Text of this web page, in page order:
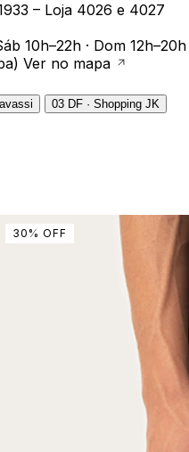
– Loja 4026 e 4027
10h–22h · Dom 12h–20h
Ver no mapa
03 DF · Shopping JK
30 % OFF